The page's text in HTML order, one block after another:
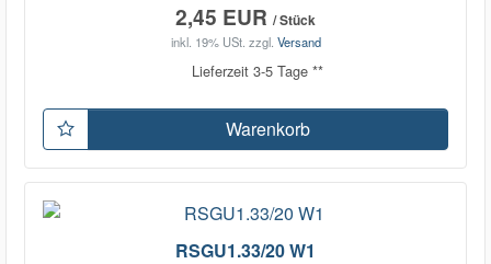
2,45 EUR / Stück
inkl. 19% USt. zzgl. Versand
Lieferzeit 3-5 Tage **
Warenkorb
RSGU1.33/20 W1